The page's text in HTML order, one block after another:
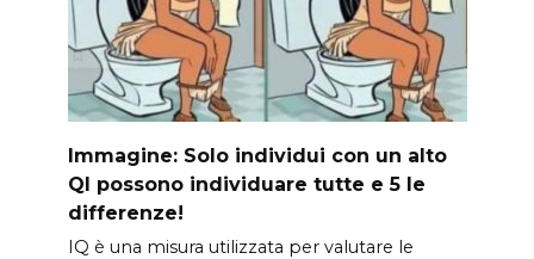
Immagine: Solo individui con un alto
QI possono individuare tutte e 5 le
differenze!
IQ è una misura utilizzata per valutare le